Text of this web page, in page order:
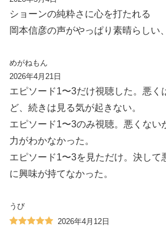
ショーンの純粋さに心を打たれる
岡本信彦の声がやっぱり素晴らしい
めがねもん
2026年4月21日
エピソード1〜3だけ視聴した。悪く
ど、続きは見る気が起きない。
エピソード1〜3のみ視聴。悪くない
力がわかなかった。
エピソード1〜3を見ただけ。決して
に興味が持てなかった。
うび
2026年4月12日